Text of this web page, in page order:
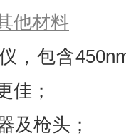
他材料
，包含
佳；
及枪头；